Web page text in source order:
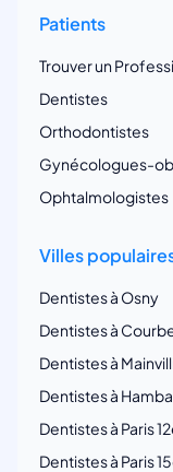
Patients
Trouver un
Dentistes
Orthodontistes
Gynécologues-
Ophtalmologistes
Villes
Dentistes à Osny
Dentistes à
Dentistes à
Dentistes à
Dentistes à Paris
Dentistes à Paris